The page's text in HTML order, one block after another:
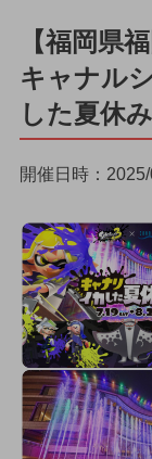
【福岡県
キャナル
した夏休み
開催日時：